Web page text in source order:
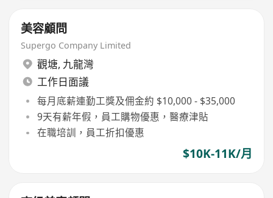
美容顧問
Supergo Company Limited
觀塘, 九龍灣
工作日面議
每月底薪連勤工獎及佣金約 $10,000 - $35,000
9天有薪年假，員工購物優惠，醫療津貼
在職培訓，員工折扣優惠
$10K-11K/月